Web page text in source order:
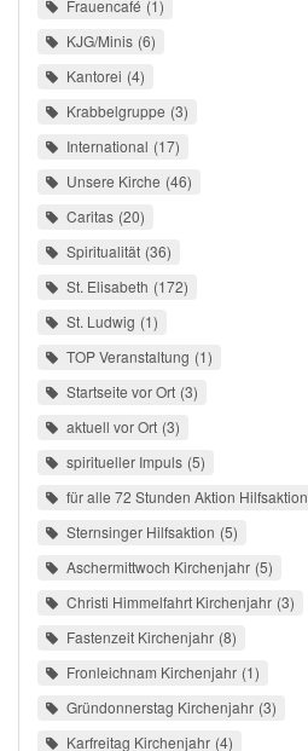
Frauencafé 1
KJG/Minis 6
Kantorei 4
Krabbelgruppe 3
International 17
Unsere Kirche 46
Caritas 20
Spiritualität 36
St. Elisabeth 172
St. Ludwig 1
TOP Veranstaltung 1
Startseite vor Ort 3
aktuell vor Ort 3
spiritueller Impuls 5
für alle 72 Stunden Aktion Hilfsaktion
Sternsinger Hilfsaktion 5
Aschermittwoch Kirchenjahr 5
Christi Himmelfahrt Kirchenjahr 3
Fastenzeit Kirchenjahr 8
Fronleichnam Kirchenjahr 1
Gründonnerstag Kirchenjahr 3
Karfreitag Kirchenjahr 4